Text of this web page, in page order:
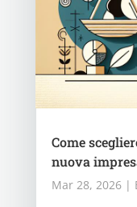
Come
nuova
Mar 28, 2026|